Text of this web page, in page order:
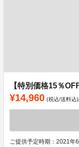
【特別価格15％
¥14,960 (税込/送料込)
ご提供予定時期：2021年